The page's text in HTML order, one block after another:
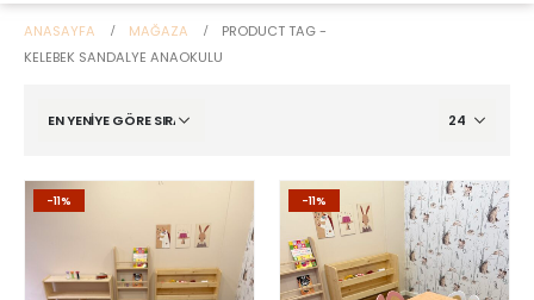
ANASAYFA MAĞAZA
PRODUCT TAG -
KELEBEK SANDALYE ANAOKULU
-11% -11%